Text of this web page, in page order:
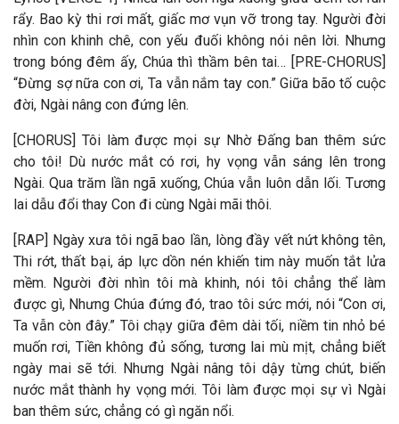
rẩy. Bao kỳ thi rơi mất, giấc mơ vụn vỡ trong tay. Người đời
nhìn con khinh chê, con yếu đuối không nói nên lời. Nhưng
trong bóng đêm ấy, Chúa thì thầm bên tai… [PRE-CHORUS]
“Đừng sợ nữa con ơi, Ta vẫn nắm tay con.” Giữa bão tố cuộc
đời, Ngài nâng con đứng lên.
[CHORUS] Tôi làm được mọi sự Nhờ Đấng ban thêm sức
cho tôi! Dù nước mắt có rơi, hy vọng vẫn sáng lên trong
Ngài. Qua trăm lần ngã xuống, Chúa vẫn luôn dẫn lối. Tương
lai dẫu đổi thay Con đi cùng Ngài mãi thôi.
[RAP] Ngày xưa tôi ngã bao lần, lòng đầy vết nứt không tên,
Thi rớt, thất bại, áp lực dồn nén khiến tim này muốn tắt lửa
mềm. Người đời nhìn tôi mà khinh, nói tôi chẳng thể làm
được gì, Nhưng Chúa đứng đó, trao tôi sức mới, nói “Con ơi,
Ta vẫn còn đây.” Tôi chạy giữa đêm dài tối, niềm tin nhỏ bé
muốn rơi, Tiền không đủ sống, tương lai mù mịt, chẳng biết
ngày mai sẽ tới. Nhưng Ngài nâng tôi dậy từng chút, biến
nước mắt thành hy vọng mới. Tôi làm được mọi sự vì Ngài
ban thêm sức, chẳng có gì ngăn nổi.